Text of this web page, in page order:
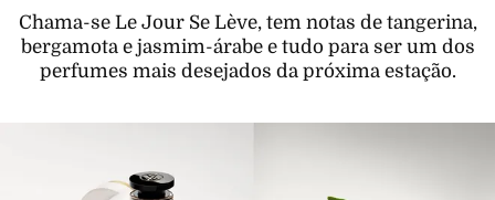
Chama-se Le Jour Se Lève, tem notas de tangerina,
bergamota e jasmim-árabe e tudo para ser um dos
perfumes mais desejados da próxima estação.